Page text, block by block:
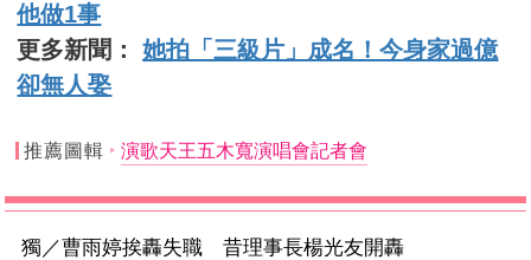
他做1事
更多新聞：她拍「三級片」成名！今身家過億
卻無人娶
推薦圖輯 演歌天王五木寬演唱會記者會
獨／曹雨婷挨轟失職 昔理事長楊光友開轟